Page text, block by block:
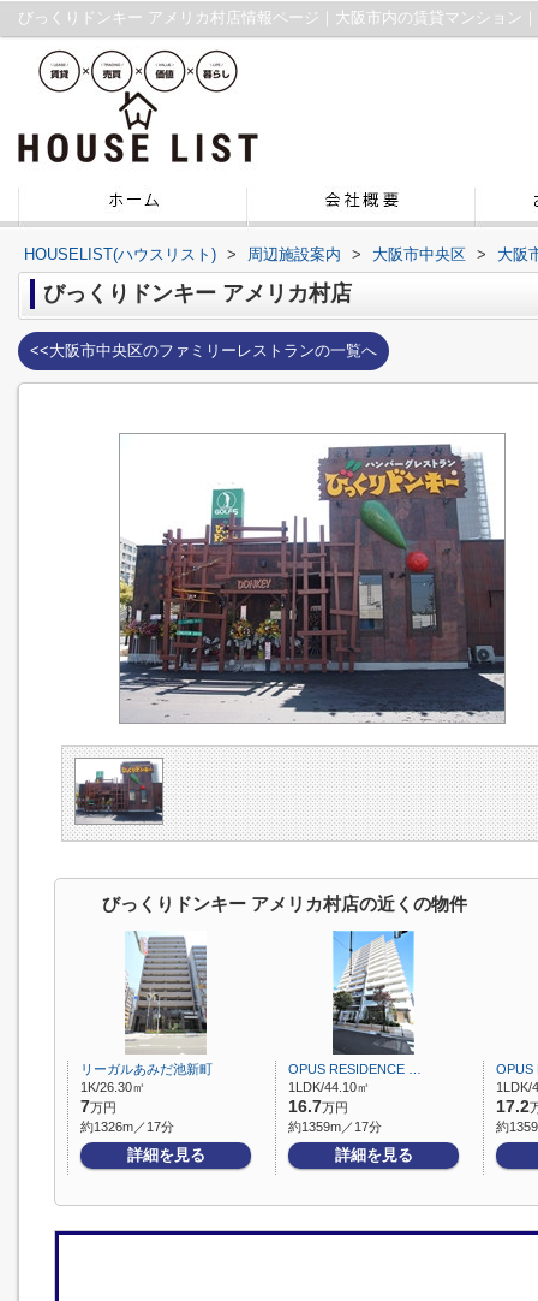
びっくりドンキー アメリカ村店情報ページ｜大阪市内の賃貸マンション
HOUSELIST(ハウスリスト) > 周辺施設案内 > 大阪市中央区 > 大阪
びっくりドンキー アメリカ村店
<<大阪市中央区のファミリーレストランの一覧へ
びっくりドンキー アメリカ村店の近くの物件
リーガルあみだ池新町
1K/26.30㎡
7万円
約1326m／17分
詳細を見る
OPUS RESIDENCE …
1LDK/44.10㎡
16.7万円
約1359m／17分
詳細を見る
OPUS
1LDK/
17.2
約